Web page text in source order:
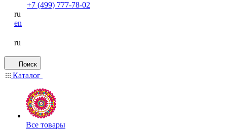
+7 (499) 777-78-02
ru
en
ru
Поиск
Каталог
Все товары